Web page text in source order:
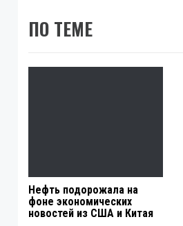
ПО ТЕМЕ
Нефть подорожала на
фоне экономических
новостей из США и Китая